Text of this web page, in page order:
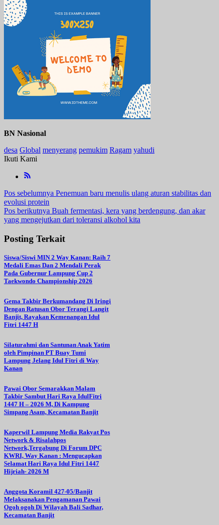
BN Nasional
desa Global menyerang pemukim Ragam yahudi
Ikuti Kami
Navigasi
pos
Pos sebelumnya Penemuan baru menulis ulang aturan stabilitas dan
evolusi protein
Pos berikutnya Buah fermentasi, kera yang berdengung, dan akar
yang mengejutkan dari toleransi alkohol kita
Posting Terkait
Siswa/Siswi MIN 2 Way Kanan: Raih 7
Medali Emas Dan 2 Mendali Perak
Pada Gubernur Lampung Cup 2
Taekwondo Championship 2026
Gema Takbir Berkumandang Di Iringi
Dengan Ratusan Obor Terangi Langit
Banjit, Rayakan Kemenangan Idul
Fitri 1447 H
Silaturahmi dan Santunan Anak Yatim
oleh Pimpinan PT Buay Tumi
Lampung Jelang Idul Fitri di Way
Kanan
Pawai Obor Semarakkan Malam
Takbir Sambut Hari Raya IdulFitri
1447 H – 2026 M, Di Kampung
Simpang Asam, Kecamatan Banjit
Kaperwil Lampung Media Rakyat Pos
Network & Risalahpos
Network,Tergabung Di Forum DPC
KWRI, Way Kanan : Mengucapkan
Selamat Hari Raya Idul Fitri 1447
Hijriah- 2026 M
Anggota Koramil 427-05/Banjit
Melaksanakan Pengamanan Pawai
Ogoh ogoh Di Wilayah Bali Sadhar,
Kecamatan Banjit